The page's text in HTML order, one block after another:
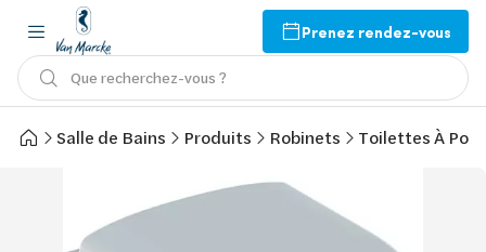
Prenez rendez-vous
Que recherchez-vous ?
Salle de Bains Produits Robinets Toilettes À